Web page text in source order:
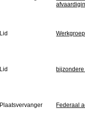
Lid
Lid
Plaatsvervanger Federaal